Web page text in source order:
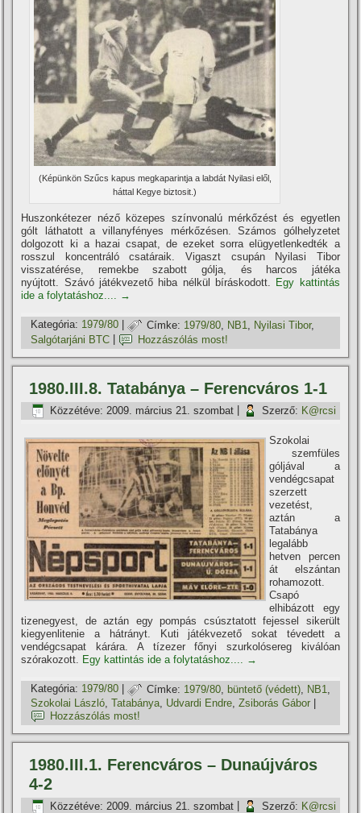
(Képünkön Szűcs kapus megkaparintja a labdát Nyilasi elől,
háttal Kegye biztosit.)
Huszonkétezer néző közepes szí­nvonalú mérkőzést és egyetlen
gólt láthatott a villanyfényes mérkőzésen. Számos gólhelyzetet
dolgozott ki a hazai csapat, de ezeket sorra elügyetlenkedték a
rosszul koncentráló csatáraik. Vigaszt csupán Nyilasi Tibor
visszatérése, remekbe szabott gólja, és harcos játéka
nyújtott. Szávó játékvezető hiba nélkül bí­ráskodott. Egy kattintás
ide a folytatáshoz.... →
Kategória: 1979/80 | Címke: 1979/80 NB1 Nyilasi Tibor,
Salgótarjáni BTC
Hozzászólás most!
1980.III.8. Tatabánya – Ferencváros 1-1
Közzétéve: 2009. március 21. szombat Szerző: K@rcsi
Szokolai
szemfüles
góljával a
vendégcsapat
szerzett
vezetést,
aztán a
Tatabánya
legalább
hetven percen
át elszántan
rohamozott.
Csapó
elhibázott egy
tizenegyest, de aztán egy pompás csúsztatott fejessel sikerült
kiegyenlitenie a hátrányt. Kuti játékvezető sokat tévedett a
vendégcsapat kárára. A tí­zezer főnyi szurkolósereg kiválóan
szórakozott. Egy kattintás ide a folytatáshoz.... →
Kategória: 1979/80 | Címke: 1979/80 büntető (védett) NB1
Szokolai László,Tatabánya, Udvardi Endre,Zsiborás Gábor
Hozzászólás most!
1980.III.1. Ferencváros – Dunaújváros
4-2
Közzétéve: 2009. március 21. szombat Szerző: K@rcsi